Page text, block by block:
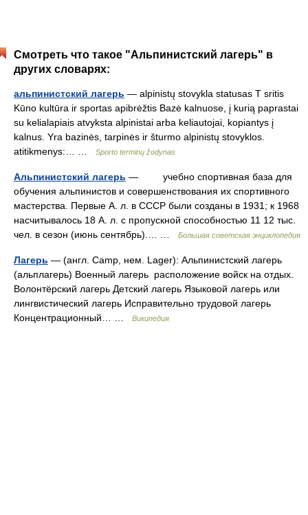
Смотреть что такое "Альпинистский лагерь" в
других словарях:
альпинистский лагерь — alpinistų stovykla statusas T sritis
Kūno kultūra ir sportas apibrėžtis Bazė kalnuose, į kurią paprastai
su kelialapiais atvyksta alpinistai arba keliautojai, kopiantys į
kalnus. Yra bazinės, tarpinės ir šturmo alpinistų stovyklos.
atitikmenys:… …
Sporto terminų žodynas
Альпинистский лагерь — учебно спортивная база для
обучения альпинистов и совершенствования их спортивного
мастерства. Первые А. л. в СССР были созданы в 1931; к 1968
насчитывалось 18 А. л. с пропускной способностью 11 12 тыс.
чел. в сезон (июнь сентябрь).… …
Большая советская энциклопедия
Лагерь — (англ. Camp, нем. Lager): Альпинистский лагерь
(альплагерь) Военный лагерь расположение войск на отдых.
Волонтёрский лагерь Детский лагерь Языковой лагерь или
лингвистический лагерь Исправительно трудовой лагерь
Концентрационный… …
Википедия